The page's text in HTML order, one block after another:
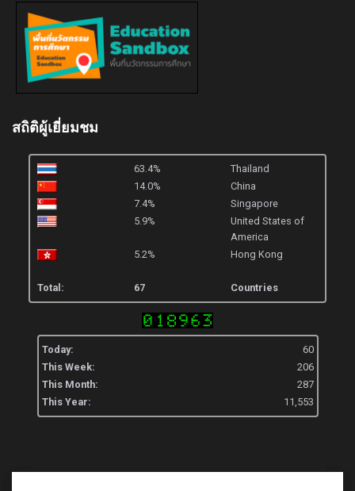
สถิติผู้เยี่ยมชม
63.4%
Thailand
14.0%
China
7.4%
Singapore
5.9%
United States of
America
5.2%
Hong Kong
Total: 67 Countries
Today:
60
This Week:
206
This Month:
287
This Year:
11,553